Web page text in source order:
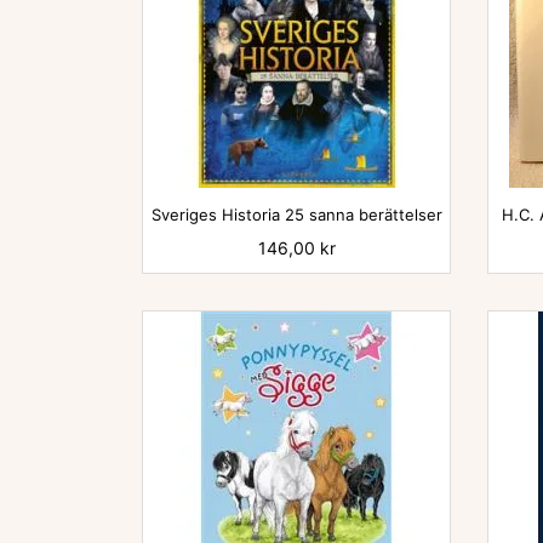

Sveriges Historia 25 sanna berättelser
Pris
146,00 kr
H.C.